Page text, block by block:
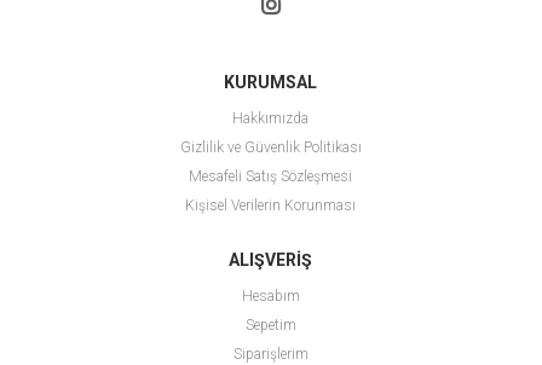
KURUMSAL
Hakkımızda
Gizlilik ve Güvenlik Politikası
Mesafeli Satış Sözleşmesi
Kişisel Verilerin Korunması
ALIŞVERİŞ
Hesabım
Sepetim
Siparişlerim